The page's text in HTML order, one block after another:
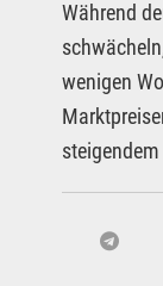
Während
wenigen